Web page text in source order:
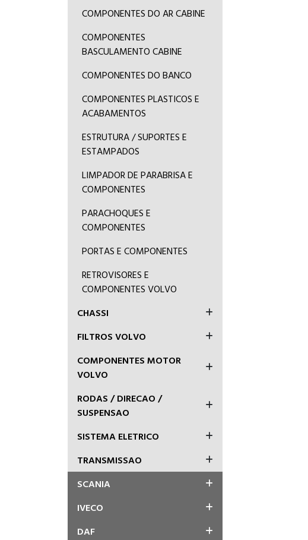
COMPONENTES DO AR CABINE
COMPONENTES
BASCULAMENTO CABINE
COMPONENTES DO BANCO
COMPONENTES PLASTICOS E
ACABAMENTOS
ESTRUTURA / SUPORTES E
ESTAMPADOS
LIMPADOR DE PARABRISA E
COMPONENTES
PARACHOQUES E
COMPONENTES
PORTAS E COMPONENTES
RETROVISORES E
COMPONENTES VOLVO
CHASSI
FILTROS VOLVO
COMPONENTES MOTOR
VOLVO
RODAS / DIRECAO /
SUSPENSAO
SISTEMA ELETRICO
TRANSMISSAO
SCANIA
IVECO
DAF